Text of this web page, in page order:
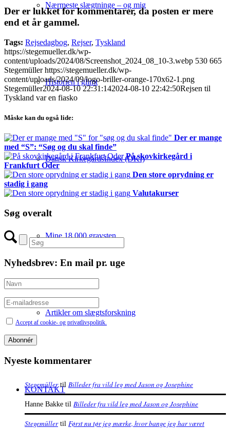
Nærmeste slægtninge – og mig
Historien i glimt
Dansk KirkegårdsIndex (DKI)
Mine 18.000 gravsten
Artikler om slægtsforskning
KONTAKT
Der er lukket for kommentarer, da posten er mere
end et år gammel.
Tags: Rejsedagbog, Rejser, Tyskland
https://stegemueller.dk/wp-
content/uploads/2024/08/Screenshot_2024_08_10-3.webp 530 665
Stegemüller https://stegemueller.dk/wp-
content/uploads/2024/09/logo-briller-orange-170x62-1.png
Stegemüller2024-08-10 22:31:142024-08-10 22:42:50Rejsen til
Tyskland var en fiasko
Måske kan du også lide:
Der er mange
med “S”: “Søg og du skal finde”
På skovkirkegård i
Frankfurt Oder
Den store oprydning er
stadig i gang
Valutakurser
Søg overalt
Nyhedsbrev: En mail pr. uge
Accept af cookie- og privatlivspolitik.
Nyeste kommentarer
Stegemüllertil Billeder fra vild leg med Jason og Josephine
Hanne Bakke til Billeder fra vild leg med Jason og Josephine
Stegemüllertil Først nu tør jeg mærke, hvor bange jeg har været